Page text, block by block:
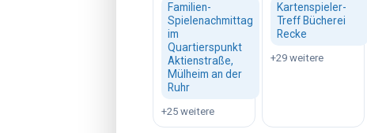
Familien-
Spielenachmittag
im
Quartierspunkt
Aktienstraße,
Mülheim an der
Ruhr
+25 weitere
Kartenspieler-
Treff Bücherei
Recke
+29 weitere